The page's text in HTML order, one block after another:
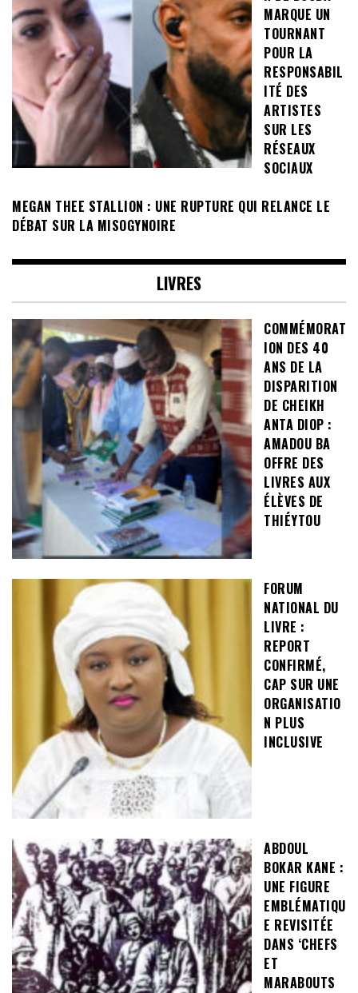
MARQUE UN
TOURNANT
POUR LA
RESPONSABIL
ITÉ DES
ARTISTES
SUR LES
RÉSEAUX
SOCIAUX
MEGAN THEE STALLION : UNE RUPTURE QUI RELANCE LE
DÉBAT SUR LA MISOGYNOIRE
LIVRES
COMMÉMORAT
ION DES 40
ANS DE LA
DISPARITION
DE CHEIKH
ANTA DIOP :
AMADOU BA
OFFRE DES
LIVRES AUX
ÉLÈVES DE
THIÉYTOU
FORUM
NATIONAL DU
LIVRE :
REPORT
CONFIRMÉ,
CAP SUR UNE
ORGANISATIO
N PLUS
INCLUSIVE
ABDOUL
BOKAR KANE :
UNE FIGURE
EMBLÉMATIQU
E REVISITÉE
DANS ‘CHEFS
ET
MARABOUTS